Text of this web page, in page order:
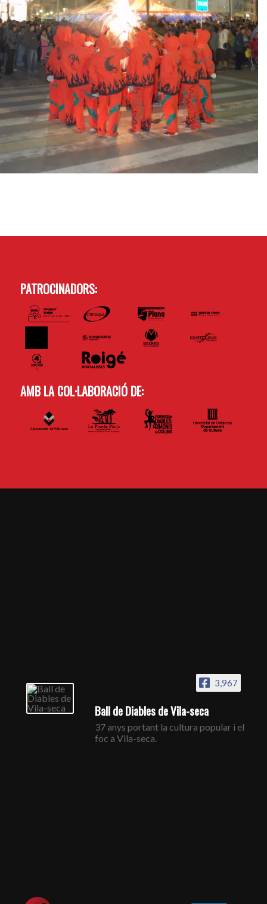
PATROCINADORS:
AMB LA COL·LABORACIÓ DE:
3,967
Ball de Diables de Vila-seca
37 anys portant la cultura popular i el
foc a Vila-seca.